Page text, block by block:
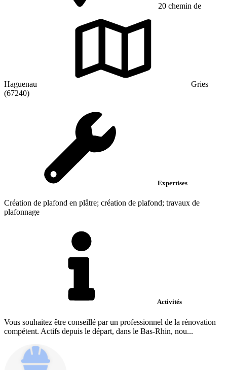
20 chemin de
Haguenau
Gries
(67240)
Expertises
Création de plafond en plâtre; création de plafond; travaux de
plafonnage
Activités
Vous souhaitez être conseillé par un professionnel de la rénovation
compétent. Actifs depuis le départ, dans le Bas-Rhin, nou...